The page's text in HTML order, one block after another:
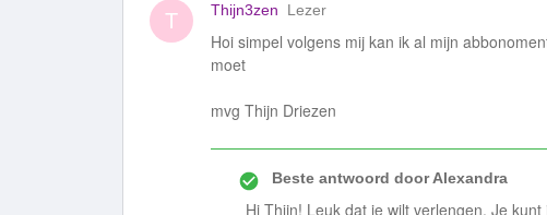
T Thijn3zen Lezer
Hoi simpel volgens mij kan ik al mijn
moet
mvg Thijn Driezen
Beste antwoord doorAlexandra
Hi Thijn! Leuk dat je wilt verlengen. Je